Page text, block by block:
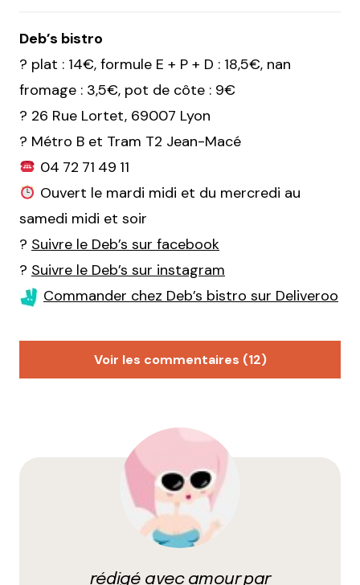
Deb’s bistro
? plat : 14€, formule E + P + D : 18,5€, nan
fromage : 3,5€, pot de côte : 9€
? 26 Rue Lortet, 69007 Lyon
? Métro B et Tram T2 Jean-Macé
04 72 71 49 11
Ouvert le mardi midi et du mercredi au
samedi midi et soir
? Suivre le Deb’s sur facebook
? Suivre le Deb’s sur instagram
Commander chez Deb’s bistro sur Deliveroo
Voir les commentaires (12)
Décidément milie j’ai remarqué qu’on était
complètement alignés niveau avis de resto, et le
deb’s ne déroge pas à la règle (du coup je te
pardonne la faute à ‘comté’ huhu, ça c’est mon côté
chauvin). C’est une vraie pépite ce deb’s bistro, quel
plaisir de voir une carte de resto indien qui n’est
pas triée par les classiques
« poulet/agneau/legumes/accompagnements » !
rédigé avec amour par